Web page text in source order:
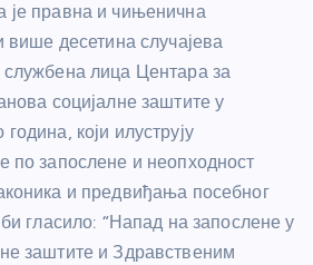
је правна и чињенична
више десетина случајева
лица Центара за
социјалне заштите у
који илуструју
по запослене и неопходност
и предвиђања посебног
гласило: “Напад на запослене у
заштите и Здравственим